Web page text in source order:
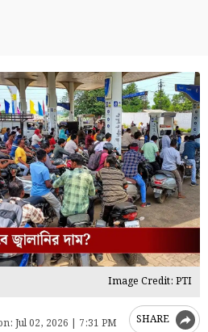
Image Credit: PTI
Jul 02, 2026 | 7:31 PM SHARE